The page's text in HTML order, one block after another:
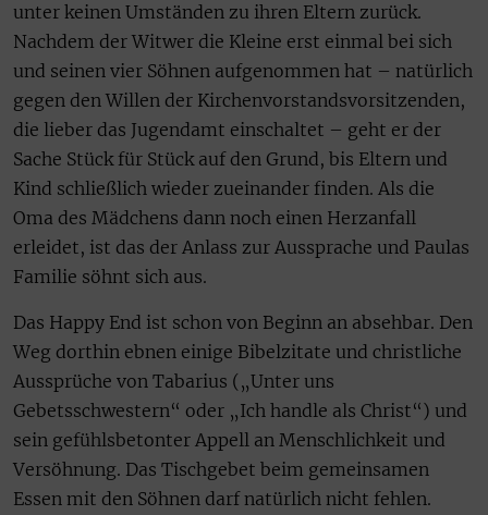
unter keinen Umständen zu ihren Eltern zurück.
Nachdem der Witwer die Kleine erst einmal bei sich
und seinen vier Söhnen aufgenommen hat – natürlich
gegen den Willen der Kirchenvorstandsvorsitzenden,
die lieber das Jugendamt einschaltet – geht er der
Sache Stück für Stück auf den Grund, bis Eltern und
Kind schließlich wieder zueinander finden. Als die
Oma des Mädchens dann noch einen Herzanfall
erleidet, ist das der Anlass zur Aussprache und Paulas
Familie söhnt sich aus.
Das Happy End ist schon von Beginn an absehbar. Den
Weg dorthin ebnen einige Bibelzitate und christliche
Aussprüche von Tabarius („Unter uns
Gebetsschwestern“ oder „Ich handle als Christ“) und
sein gefühlsbetonter Appell an Menschlichkeit und
Versöhnung. Das Tischgebet beim gemeinsamen
Essen mit den Söhnen darf natürlich nicht fehlen.